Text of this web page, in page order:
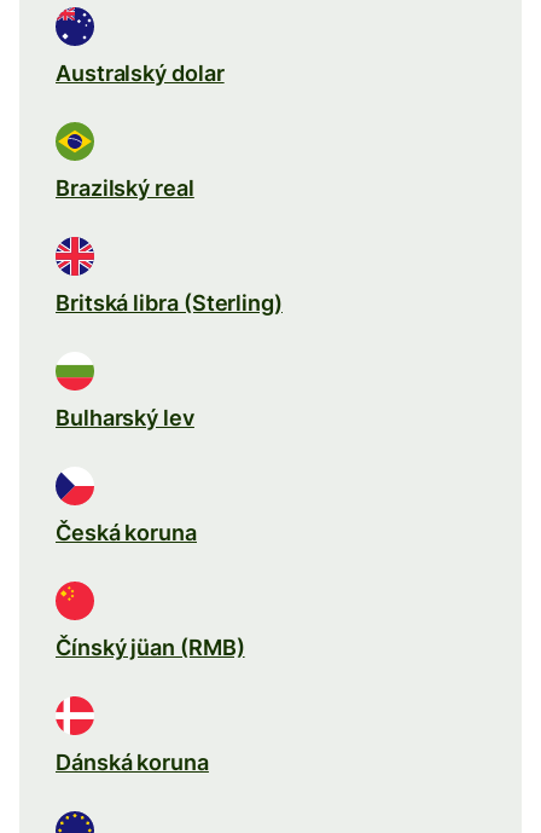
Australský dolar
Brazilský real
Britská libra (Sterling)
Bulharský lev
Česká koruna
Čínský jüan (RMB)
Dánská koruna